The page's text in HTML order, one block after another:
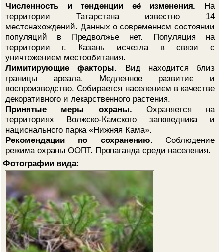
Численность и тенденции её изменения. На
территории Татарстана известно 14
местонахождений. Данных о современном состоянии
популяций в Предволжье нет. Популяция на
территории г. Казань исчезла в связи с
уничтожением местообитания.
Лимитирующие факторы. Вид находится близ
границы ареала. Медленное развитие и
воспроизводство. Собирается населением в качестве
декоративного и лекарственного растения.
Принятые меры охраны. Охраняется на
территориях Волжско-Камского заповедника и
национального парка «Нижняя Кама».
Рекомендации по сохранению. Соблюдение
режима охраны ООПТ. Пропаганда среди населения.
Фотографии вида: